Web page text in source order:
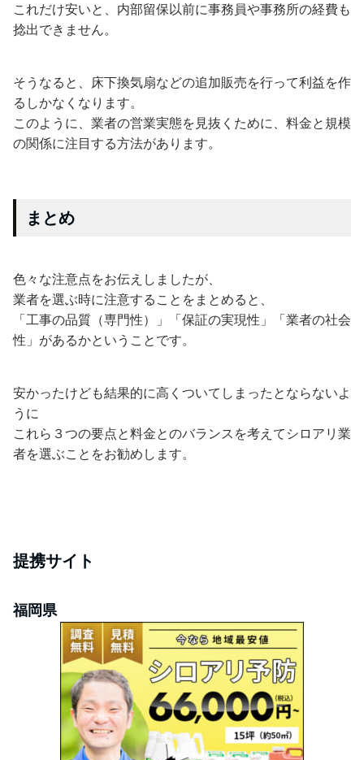
これだけ安いと、内部留保以前に事務員や事務所の経費も
捻出できません。
そうなると、床下換気扇などの追加販売を行って利益を作
るしかなくなります。
このように、業者の営業実態を見抜くために、料金と規模
の関係に注目する方法があります。
まとめ
色々な注意点をお伝えしましたが、
業者を選ぶ時に注意することをまとめると、
「工事の品質（専門性）」「保証の実現性」「業者の社会
性」があるかということです。
安かったけども結果的に高くついてしまったとならないよ
うに
これら３つの要点と料金とのバランスを考えてシロアリ業
者を選ぶことをお勧めします。
提携サイト
福岡県